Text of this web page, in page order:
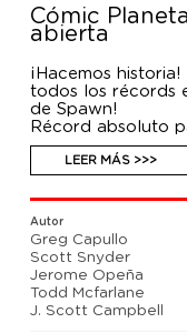
Cómic
abierta
¡Hacemos
todos los récords
de Spawn!
Récord absoluto
americano, una
recopilada en
colaboraciones de
Capullo, J. Scott
Snyder, entre otros.
Todos ellos
mientras Spawn
la humanidad en
los siguientes
volumen, Spawn
Vaticano para
LEER MÁS >>>
Autor
Greg Capullo
Scott Snyder
Jerome Opeña
Todd Mcfarlane
J. Scott Campbell